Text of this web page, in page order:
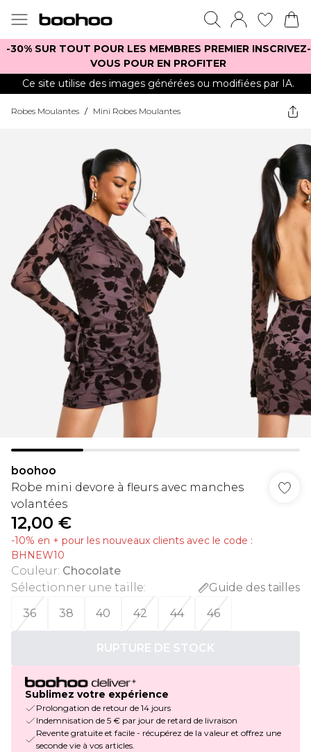
-30% SUR TOUT POUR LES MEMBRES PREMIER INSCRIVEZ-
VOUS POUR EN PROFITER
Ce site utilise des images générées ou modifiées par IA.
Robes Moulantes / Mini Robes Moulantes
boohoo
Robe mini devore à fleurs avec manches
volantées
12,00 €
-10% en + pour les nouveaux clients avec le code :
BHNEW10
Couleur: Chocolate
Sélectionner une taille:
Guide des tailles
36
38 40 42 44 46
RUPTURE DE STOCK
Sublimez votre expérience
Prolongation de retour de 14 jours
Indemnisation de 5 € par jour de retard de livraison
Revente gratuite et facile - récupérez de la valeur et offrez une
seconde vie à vos articles.